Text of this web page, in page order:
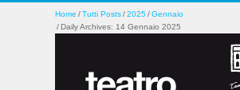
Home Tutti Posts 2025
Gennaio
Daily Archives: 14 Gennaio 2025